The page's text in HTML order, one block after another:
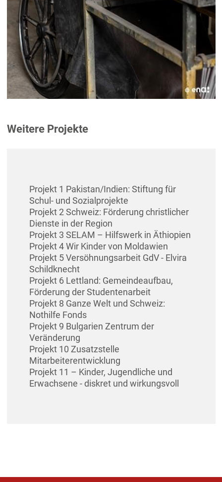
Weitere Projekte
Projekt 1 Pakistan/Indien: Stiftung für
Schul- und Sozialprojekte
Projekt 2 Schweiz: Förderung christlicher
Dienste in der Region
Projekt 3 SELAM – Hilfswerk in Äthiopien
Projekt 4 Wir Kinder von Moldawien
Projekt 5 Versöhnungsarbeit GdV - Elvira
Schildknecht
Projekt 6 Lettland: Gemeindeaufbau,
Förderung der Studentenarbeit
Projekt 8 Ganze Welt und Schweiz:
Nothilfe Fonds
Projekt 9 Bulgarien Zentrum der
Veränderung
Projekt 10 Zusatzstelle
Mitarbeiterentwicklung
Projekt 11 – Kinder, Jugendliche und
Erwachsene - diskret und wirkungsvoll